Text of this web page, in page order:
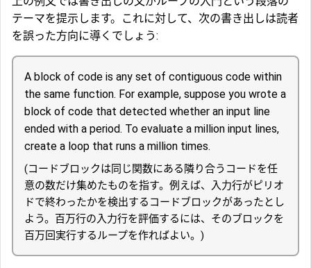
テーマを提示します。これに対して、次の書き出しは読者
を誤った方向に導くでしょう:
A block of code is any set of contiguous code within
the same function. For example, suppose you wrote a
block of code that detected whether an input line
ended with a period. To evaluate a million input lines,
create a loop that runs a million times.
(コードブロックは同じ関数にある隣り合うコードを任
意の数だけ集めたものを指す。例えば、入力行がピリオ
ドで終わったかを検出するコードブロックがあったとし
よう。百万行の入力行を評価するには、そのブロックを
百万回実行するループを作ればよい。)